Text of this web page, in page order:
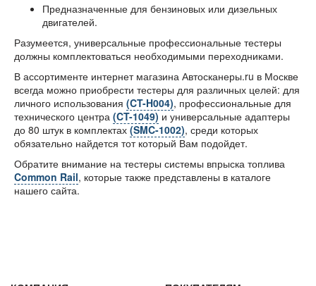
Предназначенные для бензиновых или дизельных
двигателей.
Разумеется, универсальные профессиональные тестеры
должны комплектоваться необходимыми переходниками.
В ассортименте интернет магазина Автосканеры.ru в Москве
всегда можно приобрести тестеры для различных целей: для
личного использования (CT-H004), профессиональные для
технического центра (CT-1049) и универсальные адаптеры
до 80 штук в комплектах (SMC-1002), среди которых
обязательно найдется тот который Вам подойдет.
Обратите внимание на тестеры системы впрыска топлива
Common Rail, которые также представлены в каталоге
нашего сайта.